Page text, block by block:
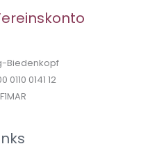
Biedenkopf
0110 0141 12